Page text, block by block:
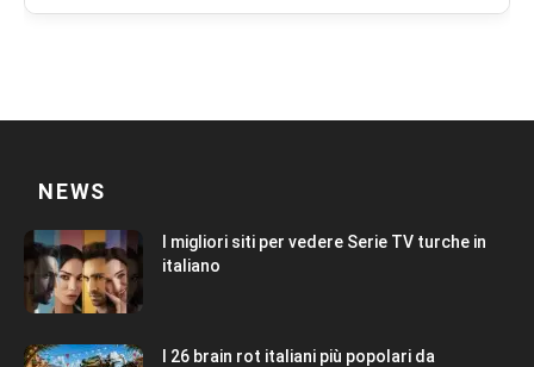
NEWS
I migliori siti per vedere Serie TV turche in
italiano
I 26 brain rot italiani più popolari da